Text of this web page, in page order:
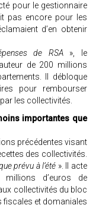
pour le gestionnaire
pas encore pour les
d’en obtenir
de RSA», le
de 200 millions
Il débloque
pour rembourser
les collectivités.
importantes que
précédentes visant
des collectivités.
prévu à l’été ». Il acte
d’euros de
collectivités du bloc
fiscales et domaniales